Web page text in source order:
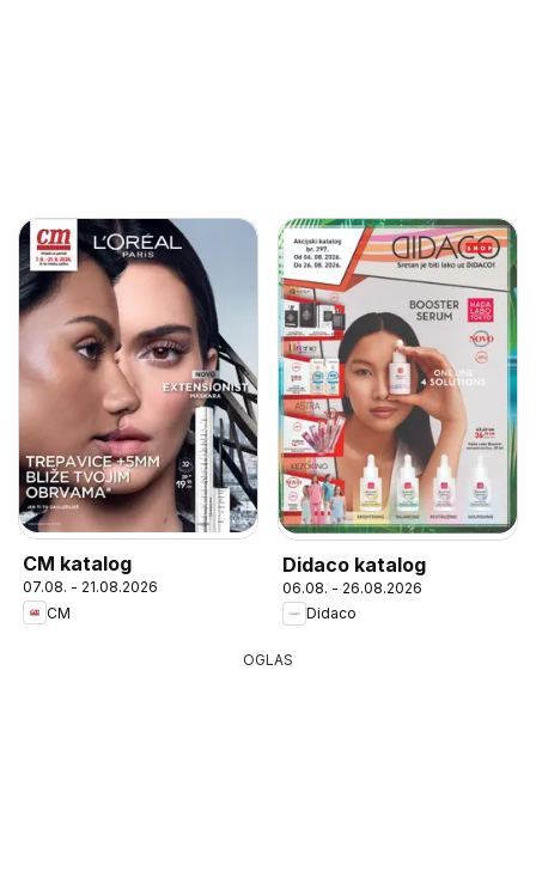
CM katalog
07.08. - 21.08.2026
CM
Didaco katalog
06.08. - 26.08.2026
Didaco
OGLAS